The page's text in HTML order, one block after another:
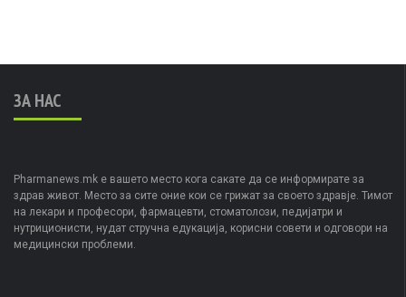
ЗА НАС
Pharmanews.mk е вашето место кога сакате да се информирате за
здрав живот. Место за сите оние кои се грижат за своето здравје. Тимот
на лекари и професори, фармацевти, стоматолози, педијатри и
нутриционисти, нудат стручна едукација, корисни совети и одговори на
медицински проблеми.